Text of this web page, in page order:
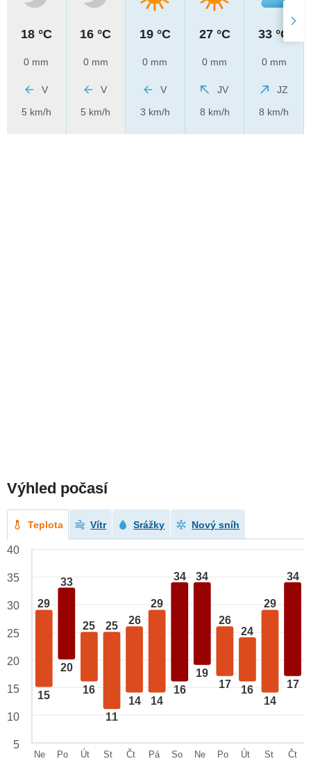
18 °C
0 mm
V
5 km/h
16 °C
0 mm
V
5 km/h
19 °C
0 mm
V
3 km/h
27 °C
0 mm
JV
8 km/h
33 °C
0 mm
JZ
8 km/h
Výhled počasí
Teplota Vítr Srážky Nový sníh
29
15
33
20
25
16
25
11
26
14
29
14
34
16
34
19
26
17
24
16
29
14
34
17
40
35
30
25
20
15
10
5
Ne
Po
Út
St
Čt
Pá
So
Ne
Po
Út
St
Čt